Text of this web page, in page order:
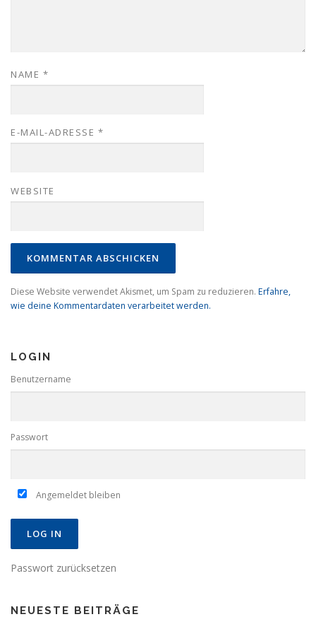
NAME *
E-MAIL-ADRESSE *
WEBSITE
Diese Website verwendet Akismet, um Spam zu reduzieren. Erfahre,
wie deine Kommentardaten verarbeitet werden.
LOGIN
Benutzername
Passwort
Angemeldet bleiben
Passwort zurücksetzen
NEUESTE BEITRÄGE